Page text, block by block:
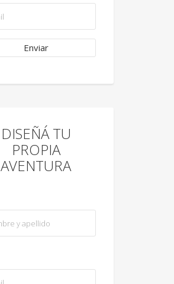
DISEÑÁ TU
PROPIA
AVENTURA